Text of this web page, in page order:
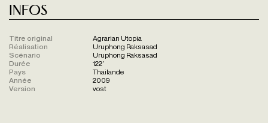
Infos
Titre original
Agrarian Utopia
Réalisation
Uruphong Raksasad
Scénario
Uruphong Raksasad
Durée
122'
Pays
Thailande
Année
2009
Version
vost